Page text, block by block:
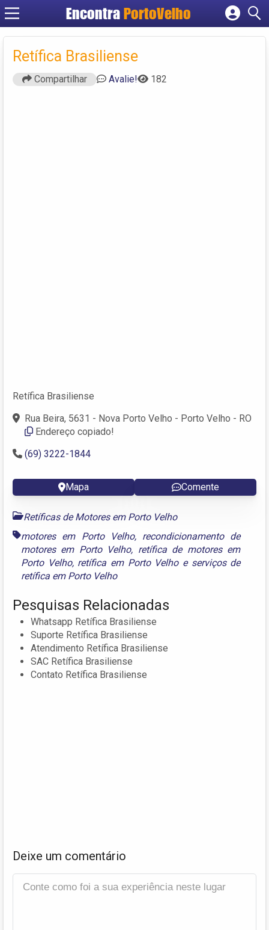
EncontraPortoVelho
Cadastrar empresa
Criar conta
Retífica Brasiliense
Compartilhar Avalie! 182
Retífica Brasiliense
Rua Beira, 5631 - Nova Porto Velho - Porto Velho - RO
Endereço copiado!
(69) 3222-1844
Mapa Comente
Retíficas de Motores em Porto Velho
motores em Porto Velho, recondicionamento de
motores em Porto Velho, retífica de motores em
Porto Velho, retífica em Porto Velhoe serviços de
retífica em Porto Velho
Pesquisas Relacionadas
Whatsapp Retífica Brasiliense
Suporte Retífica Brasiliense
Atendimento Retífica Brasiliense
SAC Retífica Brasiliense
Contato Retífica Brasiliense
Deixe um comentário